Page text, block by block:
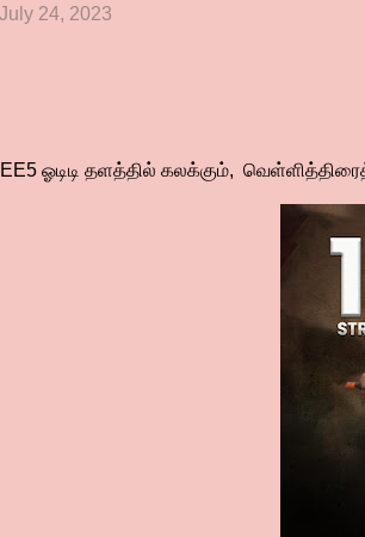
July 24, 2023
ஓடிடி தளத்தில் கலக்கும்,